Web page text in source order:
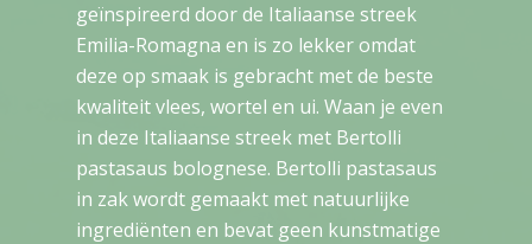
geïnspireerd door de Italiaanse streek
Emilia-Romagna en is zo lekker omdat
deze op smaak is gebracht met de beste
kwaliteit vlees, wortel en ui. Waan je even
in deze Italiaanse streek met Bertolli
pastasaus bolognese. Bertolli pastasaus
in zak wordt gemaakt met natuurlijke
ingrediënten en bevat geen kunstmatige